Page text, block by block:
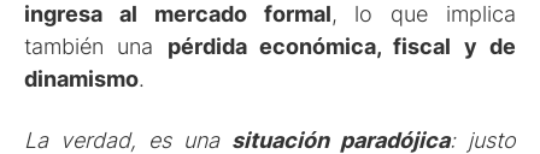
ingresa al mercado formal, lo que implica
también una pérdida económica, fiscal y de
dinamismo.
La verdad, es una situación paradójica: justo